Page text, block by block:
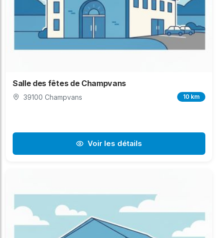
Salle des fêtes de Champvans
39100 Champvans 10 km
Voir les détails